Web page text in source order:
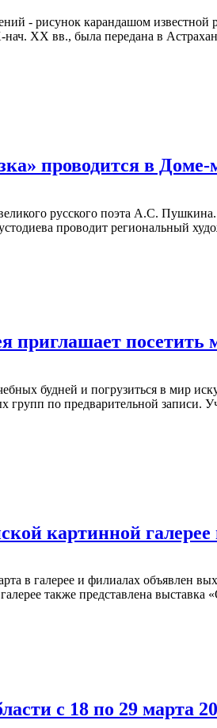
- рисунок карандашом
XX вв., была передана в
проводится в
русского поэта А.С.
проводит региональный
приглашает посетить
будней и погрузиться в мир
групп по предварительной
картинной
в галерее и филиалах
также представлена
с 18 по 29 марта